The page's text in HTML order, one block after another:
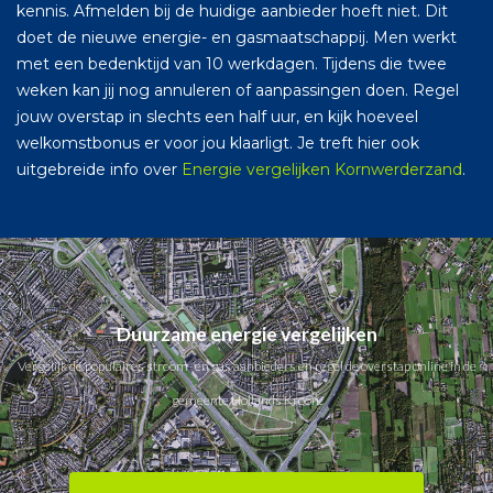
kennis. Afmelden bij de huidige aanbieder hoeft niet. Dit
doet de nieuwe energie- en gasmaatschappij. Men werkt
met een bedenktijd van 10 werkdagen. Tijdens die twee
weken kan jij nog annuleren of aanpassingen doen. Regel
jouw overstap in slechts een half uur, en kijk hoeveel
welkomstbonus er voor jou klaarligt. Je treft hier ook
uitgebreide info over Energie vergelijken Kornwerderzand.
Duurzame energie vergelijken
Vergelijk de populaires stroom- en gas aanbieders en regel de overstap online in de
gemeente Hollands Kroon.